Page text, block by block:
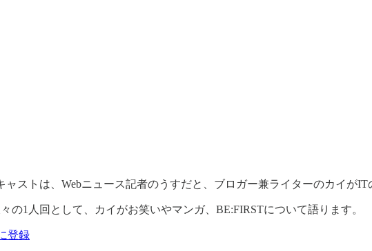
ャストは、Webニュース記者のうすだと、ブロガー兼ライターのカイが
の1人回として、カイがお笑いやマンガ、BE:FIRSTについて語ります。
登録